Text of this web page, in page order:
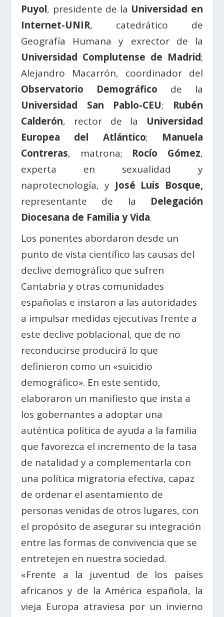
Puyol, presidente de la Universidad en
Internet-UNIR, catedrático de
Geografía Humana y exrector de la
Universidad Complutense de Madrid;
Alejandro Macarrón, coordinador del
Observatorio Demográfico de la
Universidad San Pablo-CEU; Rubén
Calderón, rector de la Universidad
Europea del Atlántico; Manuela
Contreras, matrona; Rocío Gómez,
experta en sexualidad y
naprotecnología, y José Luis Bosque,
representante de la Delegación
Diocesana de Familia y Vida.
Los ponentes abordaron desde un
punto de vista científico las causas del
declive demográfico que sufren
Cantabria y otras comunidades
españolas e instaron a las autoridades
a impulsar medidas ejecutivas frente a
este declive poblacional, que de no
reconducirse producirá lo que
definieron como un «suicidio
demográfico». En este sentido,
elaboraron un manifiesto que insta a
los gobernantes a adoptar una
auténtica política de ayuda a la familia
que favorezca el incremento de la tasa
de natalidad y a complementarla con
una política migratoria efectiva, capaz
de ordenar el asentamiento de
personas venidas de otros lugares, con
el propósito de asegurar su integración
entre las formas de convivencia que se
entretejen en nuestra sociedad.
«Frente a la juventud de los países
africanos y de la América española, la
vieja Europa atraviesa por un invierno